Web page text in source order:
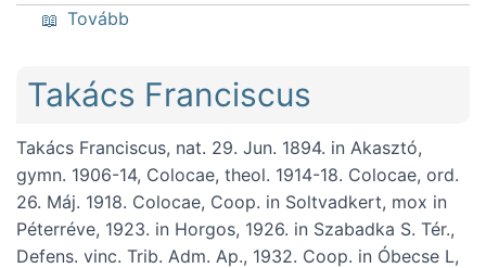
Tovább
Takács Franciscus
Takács Franciscus, nat. 29. Jun. 1894. in Akasztó,
gymn. 1906-14, Colocae, theol. 1914-18. Colocae, ord.
26. Máj. 1918. Colocae, Coop. in Soltvadkert, mox in
Péterréve, 1923. in Horgos, 1926. in Szabadka S. Tér.,
Defens. vinc. Trib. Adm. Ap., 1932. Coop. in Óbecse L,